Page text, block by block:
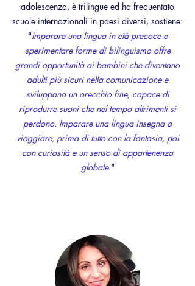
adolescenza, è trilingue ed ha frequentato
scuole internazionali in paesi diversi, sostiene:
"Imparare una lingua in età precoce e
sperimentare forme di bilinguismo offre
grandi opportunità ai bambini che diventano
adulti più sicuri nella comunicazione e
sviluppano un orecchio fine, capace di
riprodurre suoni che nel tempo altrimenti si
perdono. Imparare una lingua insegna a
viaggiare, prima di tutto con la fantasia, poi
con curiosità e un senso di appartenenza
globale."